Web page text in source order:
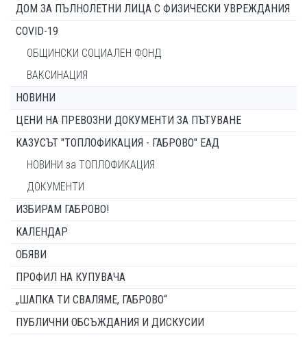
ДОМ ЗА ПЪЛНОЛЕТНИ ЛИЦА С ФИЗИЧЕСКИ УВРЕЖДАНИЯ
COVID-19
ОБЩИНСКИ СОЦИАЛЕН ФОНД
ВАКСИНАЦИЯ
НОВИНИ
ЦЕНИ НА ПРЕВОЗНИ ДОКУМЕНТИ ЗА ПЪТУВАНЕ
КАЗУСЪТ "ТОПЛОФИКАЦИЯ - ГАБРОВО" ЕАД
НОВИНИ за ТОПЛОФИКАЦИЯ
ДОКУМЕНТИ
ИЗБИРАМ ГАБРОВО!
КАЛЕНДАР
ОБЯВИ
ПРОФИЛ НА КУПУВАЧА
„ШАПКА ТИ СВАЛЯМЕ, ГАБРОВО“
ПУБЛИЧНИ ОБСЪЖДАНИЯ И ДИСКУСИИ